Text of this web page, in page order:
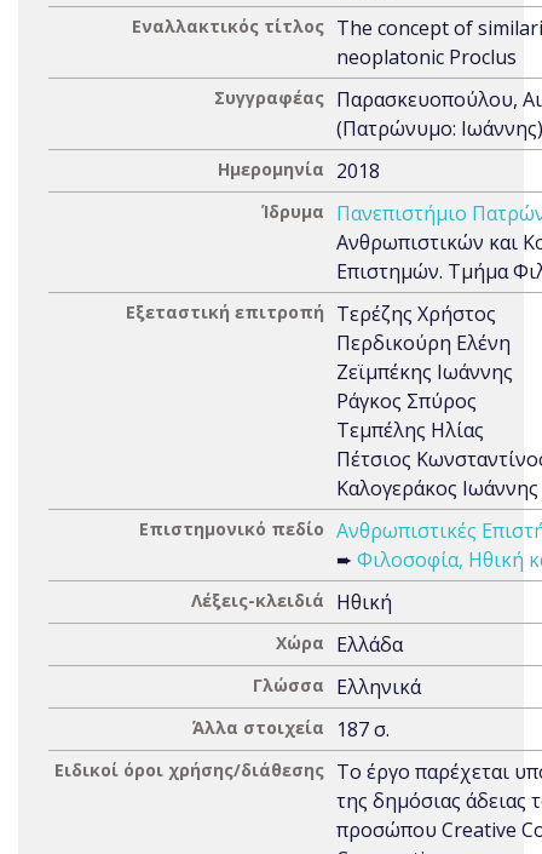
Εναλλακτικός τίτλος The concept of
neoplatonic Proclus
Συγγραφέας Παρασκευοπούλου,
(Πατρώνυμο: Ιωάννης)
Ημερομηνία 2018
Ίδρυμα
Πανεπιστήμιο
Ανθρωπιστικών και
Επιστημών. Τμήμα
Εξεταστική επιτροπή
Τερέζης Χρήστος
Περδικούρη Ελένη
Ζεϊμπέκης Ιωάννης
Ράγκος Σπύρος
Τεμπέλης Ηλίας
Πέτσιος
Καλογεράκος Ιωάννης
Επιστημονικό πεδίο Ανθρωπιστικές
➨ Φιλοσοφία, Ηθική
Λέξεις-κλειδιά Ηθική
Χώρα Ελλάδα
Γλώσσα Ελληνικά
Άλλα στοιχεία 187 σ.
Ειδικοί όροι χρήσης/διάθεσης Το έργο παρέχεται
της δημόσιας άδειας
προσώπου Creative